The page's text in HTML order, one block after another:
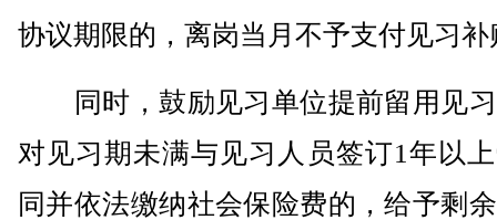
协议期限的，离岗当月不予支付见习补
同时，鼓励见习单位提前留用见
对见习期未满与见习人员签订1年以
同并依法缴纳社会保险费的，给予剩